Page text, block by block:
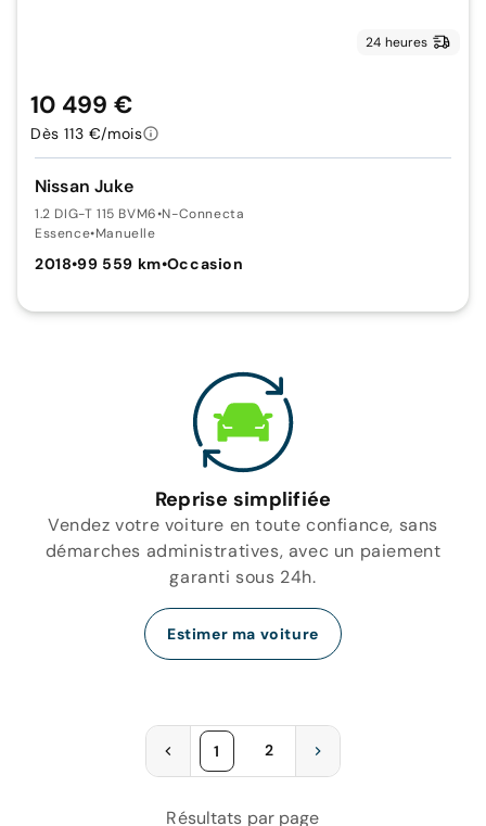
24 heures
Nissan Juke
1.2 DIG-T 115 BVM6•N-Connecta
Essence•Manuelle
2018•99 559 km•Occasion
10 499 €
Dès 113 €/mois
Reprise simplifiée
Vendez votre voiture en toute confiance, sans
démarches administratives, avec un paiement
garanti sous 24h.
Estimer ma voiture
1 2
Résultats par page